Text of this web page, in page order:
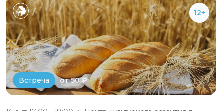
12+
Встреча от 50 ₽